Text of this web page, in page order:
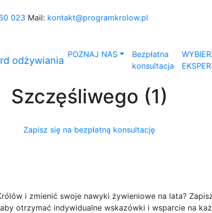
023 Mail: kontakt@programkrolow.pl
POZNAJ NAS
Bezpłatna
konsultacja
Szczęśliwego (1)
Zapisz się na bezpłatną konsultację
i zmienić swoje nawyki żywieniowe na lata?
otrzymać indywidualne wskazówki i wsparcie na